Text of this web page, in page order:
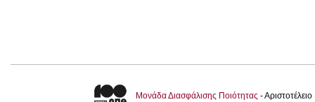
Μονάδα Διασφάλισης Ποιότητας -